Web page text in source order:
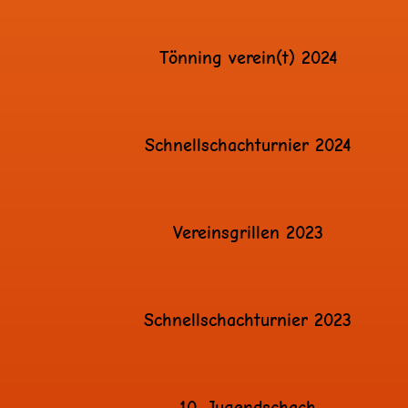
Tönning verein(t) 2024
Schnellschachturnier 2024
Vereinsgrillen 2023
Schnellschachturnier 2023